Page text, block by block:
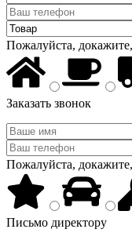
Пожалуйста,
Заказать звонок
Пожалуйста,
Письмо директору